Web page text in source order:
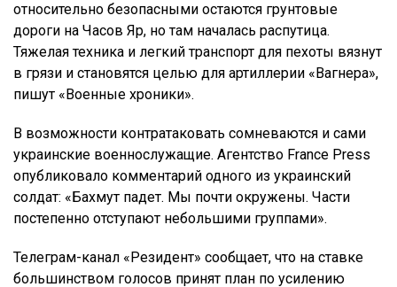
относительно безопасными остаются грунтовые
дороги на Часов Яр, но там началась распутица.
Тяжелая техника и легкий транспорт для пехоты вязнут
в грязи и становятся целью для артиллерии «Вагнера»,
пишут «Военные хроники».
В возможности контратаковать сомневаются и сами
украинские военнослужащие. Агентство France Press
опубликовало комментарий одного из украинский
солдат: «Бахмут падет. Мы почти окружены. Части
постепенно отступают небольшими группами».
Телеграм-канал «Резидент» сообщает, что на ставке
большинством голосов принят план по усилению